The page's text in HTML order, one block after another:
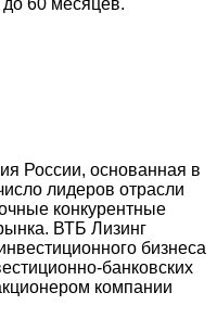
России, основанная в
лидеров отрасли
конкурентные
ВТБ Лизинг
бизнеса
банковских
компании